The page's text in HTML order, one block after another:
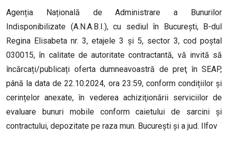
Agenția Națională de Administrare a Bunurilor
Indisponibilizate (A.N.A.B.I.), cu sediul în București, B-dul
Regina Elisabeta nr. 3, etajele 3 și 5, sector 3, cod poștal
030015, în calitate de autoritate contractantă, vă invită să
încărcați/publicați oferta dumneavoastră de preţ în SEAP,
până la data de 22.10.2024, ora 23:59,conform condițiilor și
cerințelor anexate, în vederea achiziţionării serviciilor de
evaluare bunuri mobile conform caietului de sarcini și
contractului, depozitate pe raza mun. București și a jud. Ilfov